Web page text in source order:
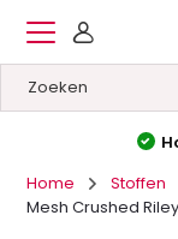
Home
Stoffen
Mesh Crushed Riley